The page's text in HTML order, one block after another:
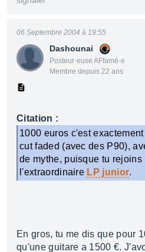
Dashounai
Posteur·euse AFfamé·e
Membre depuis 22 ans
06 Septembre 2004 à 19:55
Citation :
1000 euros c'est
cut faded (avec des P90),
de mythe, puisque tu rejoins
l'extraordinaire LP junior.
En gros, tu me dis que pour
qu'une guitare a 1500 €.